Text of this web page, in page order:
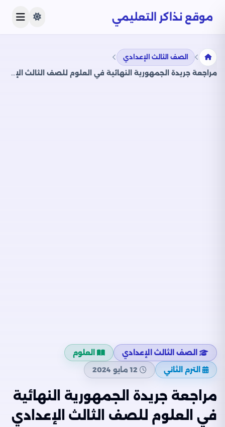
موقع نذاكر التعليمي
الصف الثالث الإعدادي
مراجعة جريدة الجمهورية النهائية في العلوم للصف الثالث الإعدادي الفصل الدراسي الثاني
الصف الثالث الإعدادي
العلوم
الترم الثاني
12 مايو 2024
مراجعة جريدة الجمهورية النهائية
في العلوم للصف الثالث الإعدادي